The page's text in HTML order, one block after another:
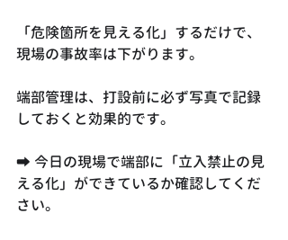
「危険箇所を見える化」するだけで、
現場の事故率は下がります。
端部管理は、打設前に必ず写真で記録
しておくと効果的です。
➡ 今日の現場で端部に「立入禁止の見
える化」ができているか確認してくだ
さい。